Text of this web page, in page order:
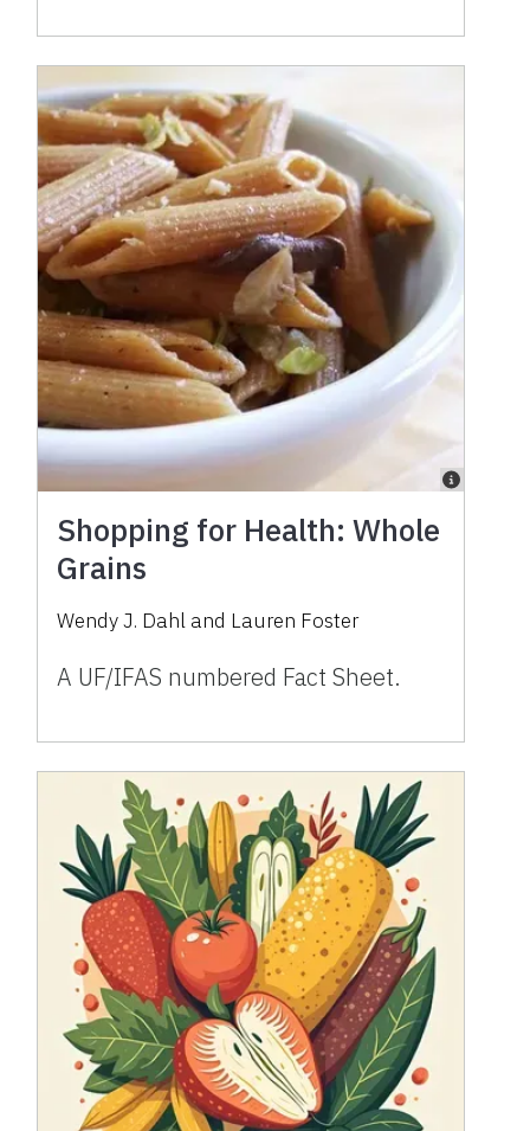
Shopping for Health: Whole
Grains
Wendy J. Dahl and Lauren Foster
A UF/IFAS numbered Fact Sheet.